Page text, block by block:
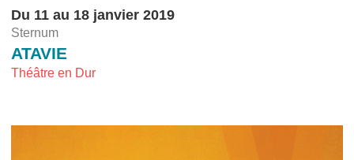
Du 11 au 18 janvier 2019
Sternum
ATAVIE
Théâtre en Dur